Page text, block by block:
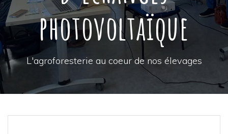
photovoltaïque
L'agroforesterie au coeur de nos élevages